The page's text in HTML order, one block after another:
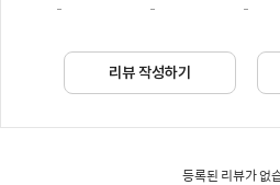
- - -
리뷰 작성하기
등록된 리뷰가 없